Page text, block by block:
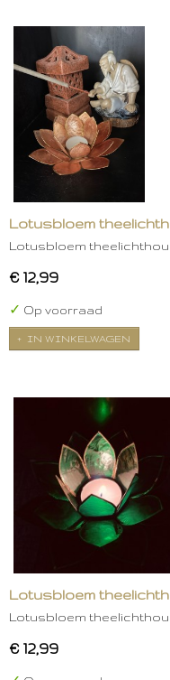
Lotusbloem
Lotusbloem
€ 12,99
✓ Op voorraad
IN WINKELWAGEN
Lotusbloem
Lotusbloem
€ 12,99